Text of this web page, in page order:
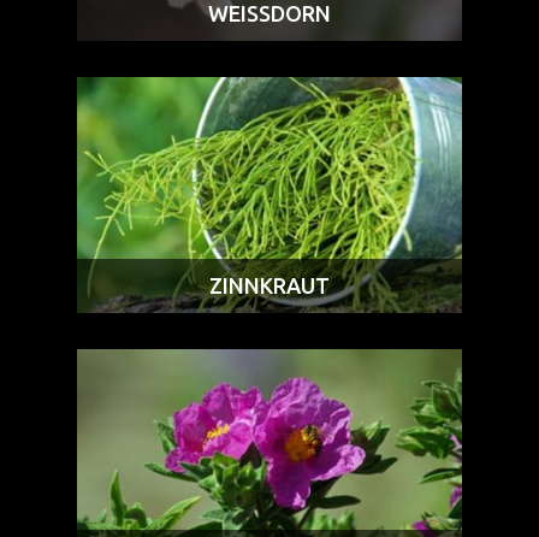
WEISSDORN
ZINNKRAUT